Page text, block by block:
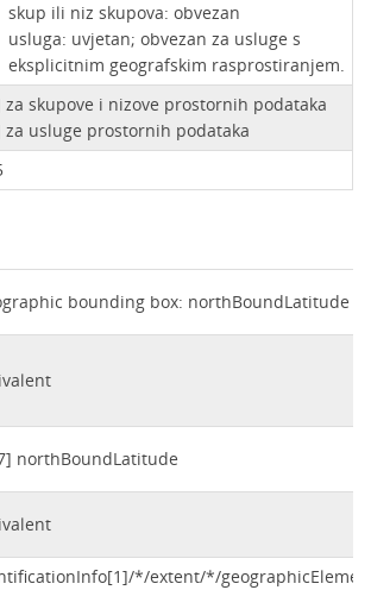
skup ili niz skupova: obvezan
usluga: uvjetan; obvezan za usluge s
eksplicitnim geografskim rasprostiranjem.
skupove i nizove prostornih podataka
za usluge prostornih podataka
bounding box: northBoundLatitude
northBoundLatitude
*/extent/*/